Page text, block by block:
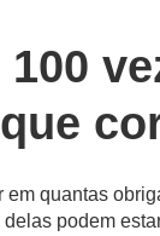
em quantas
podem